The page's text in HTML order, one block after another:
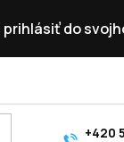
do
+420